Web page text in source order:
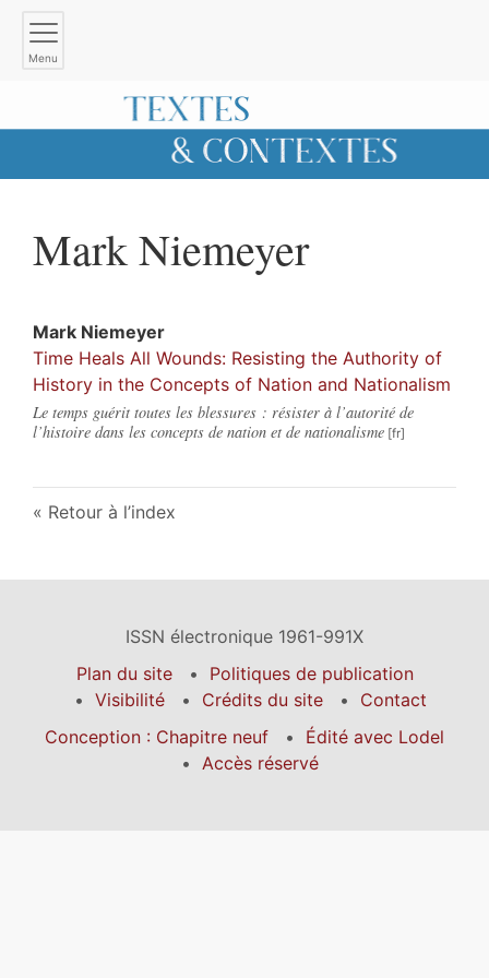
Menu
Mark Niemeyer
Mark Niemeyer
Time Heals All Wounds: Resisting the Authority of
History in the Concepts of Nation and Nationalism
Le temps guérit toutes les blessures : résister à l’autorité de
l’histoire dans les concepts de nation et de nationalisme
Retour à l’index
ISSN électronique 1961-991X
Plan du site
Politiques de publication
Visibilité
Crédits du site
Contact
Conception : Chapitre neuf
Édité avec Lodel
Accès réservé